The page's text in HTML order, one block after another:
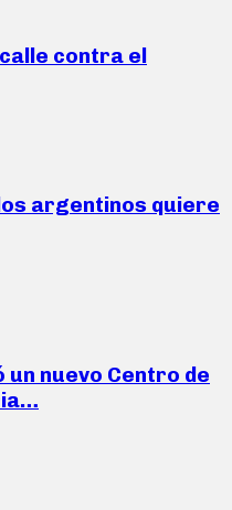
contra el
argentinos quiere
nuevo Centro de